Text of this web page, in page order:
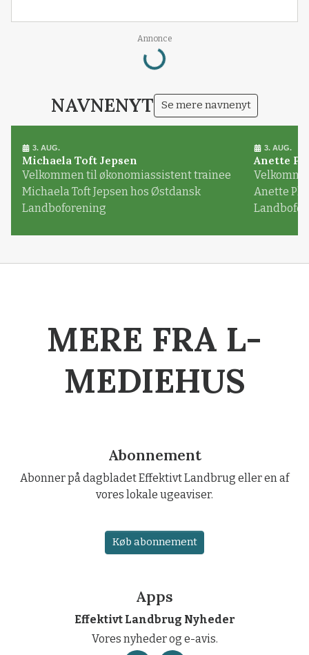
Annonce
Loading...
NAVNENYT Se mere navnenyt
3. AUG.
Michaela Toft Jepsen
Velkommen til økonomiassistent trainee
Michaela Toft Jepsen hos Østdansk
Landboforening
3. AUG.
Anette
Anette
MERE FRA L-
MEDIEHUS
Abonnement
Abonner på dagbladet Effektivt Landbrug eller en af
vores lokale ugeaviser.
Køb abonnement
Apps
Effektivt Landbrug Nyheder
Vores nyheder og e-avis.